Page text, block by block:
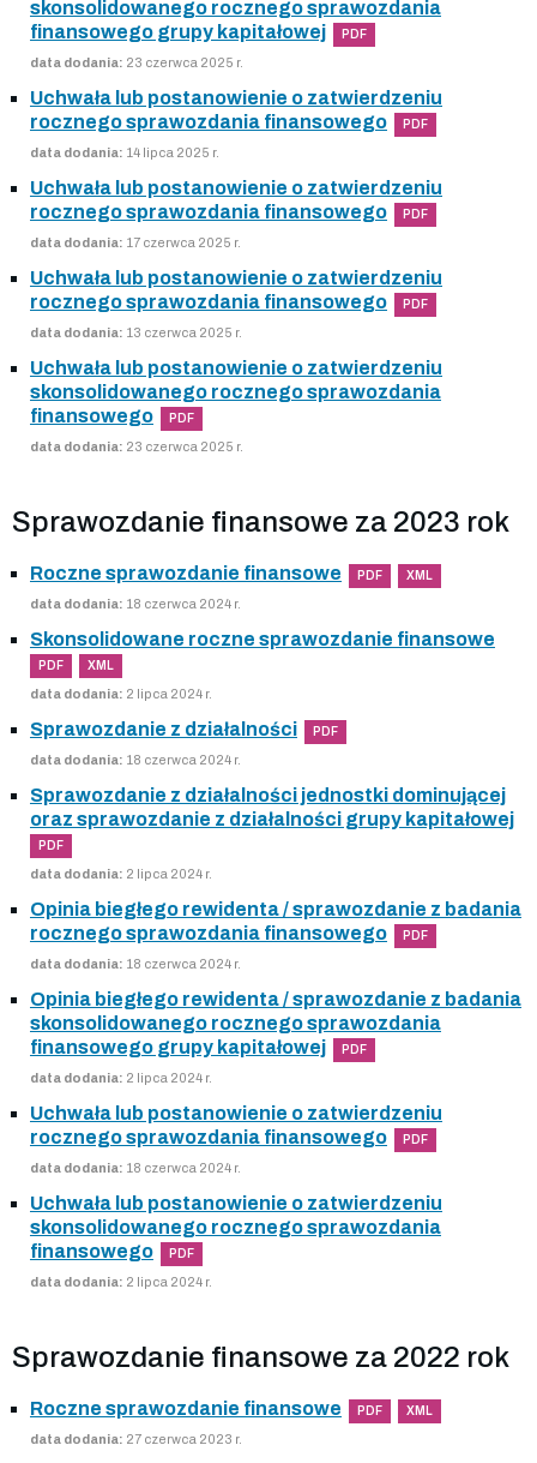
skonsolidowanego rocznego sprawozdania
finansowego grupy kapitałowej
PDF
data dodania: 23 czerwca 2025 r.
Uchwała lub postanowienie o zatwierdzeniu
rocznego sprawozdania finansowego
PDF
data dodania: 14 lipca 2025 r.
Uchwała lub postanowienie o zatwierdzeniu
rocznego sprawozdania finansowego
PDF
data dodania: 17 czerwca 2025 r.
Uchwała lub postanowienie o zatwierdzeniu
rocznego sprawozdania finansowego
PDF
data dodania: 13 czerwca 2025 r.
Uchwała lub postanowienie o zatwierdzeniu
skonsolidowanego rocznego sprawozdania
finansowego
PDF
data dodania: 23 czerwca 2025 r.
Sprawozdanie finansowe za 2023 rok
Roczne sprawozdanie finansowe PDF XML
data dodania: 18 czerwca 2024 r.
Skonsolidowane roczne sprawozdanie finansowe
PDF XML
data dodania: 2 lipca 2024 r.
Sprawozdanie z działalności PDF
data dodania: 18 czerwca 2024 r.
Sprawozdanie z działalności jednostki dominującej
oraz sprawozdanie z działalności grupy kapitałowej
PDF
data dodania: 2 lipca 2024 r.
Opinia biegłego rewidenta / sprawozdanie z badania
rocznego sprawozdania finansowego
PDF
data dodania: 18 czerwca 2024 r.
Opinia biegłego rewidenta / sprawozdanie z badania
skonsolidowanego rocznego sprawozdania
finansowego grupy kapitałowej
PDF
data dodania: 2 lipca 2024 r.
Uchwała lub postanowienie o zatwierdzeniu
rocznego sprawozdania finansowego
PDF
data dodania: 18 czerwca 2024 r.
Uchwała lub postanowienie o zatwierdzeniu
skonsolidowanego rocznego sprawozdania
finansowego
PDF
data dodania: 2 lipca 2024 r.
Sprawozdanie finansowe za 2022 rok
Roczne sprawozdanie finansowe PDF XML
data dodania: 27 czerwca 2023 r.